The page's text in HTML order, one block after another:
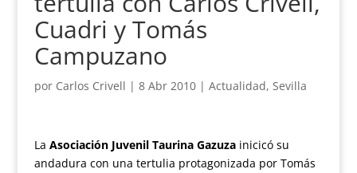
Cuadri y Tomás
Campuzano
por Carlos Crivell | 8 Abr 2010| Actualidad, Sevilla
La Asociación Juvenil Taurina Gazuza inicicó su
andadura con una tertulia protagonizada por Tomás